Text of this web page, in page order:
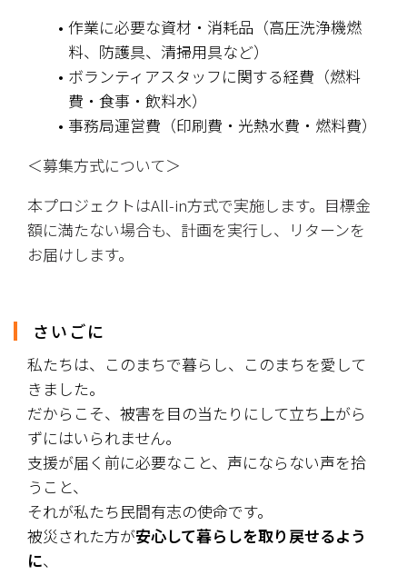
作業に必要な資材・消耗品（高圧洗浄機燃
料、防護具、清掃用具など）
ボランティアスタッフに関する経費（燃料
費・食事・飲料水）
事務局運営費（印刷費・光熱水費・燃料費）
＜募集方式について＞
本プロジェクトはAll-in方式で実施します。目標金
額に満たない場合も、計画を実行し、リターンを
お届けします。
さいごに
私たちは、このまちで暮らし、このまちを愛して
きました。
だからこそ、被害を目の当たりにして立ち上がら
ずにはいられません。
支援が届く前に必要なこと、声にならない声を拾
うこと、
それが私たち民間有志の使命です。
被災された方が安心して暮らしを取り戻せるよう
に、